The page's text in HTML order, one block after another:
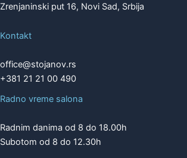
Zrenjaninski put 16, Novi Sad, Srbija
Kontakt
office@stojanov.rs
+381 21 21 00 490
Radno vreme salona
Radnim danima od 8 do 18.00h
Subotom od 8 do 12.30h